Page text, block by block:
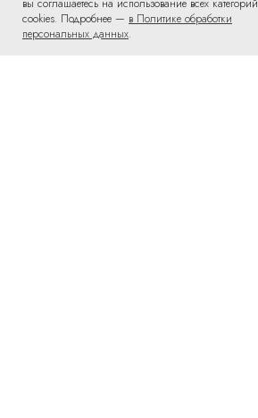
вы соглашаетесь на использование всех категорий
cookies. Подробнее — в Политике обработки
персональных данных.